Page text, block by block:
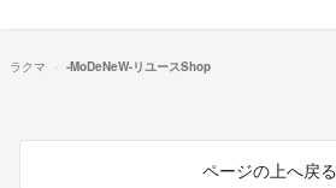
ラクマ -MoDeNeW-リユースShop
ページの上へ戻る